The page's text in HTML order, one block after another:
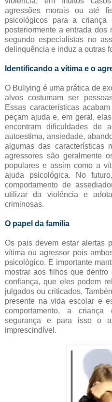
agressões morais ou até
psicológicos para a criança
posteriormente a entrada dos
segundo especialistas no
delinquência e induz a outras
Identificando a vítima e o
O Bullying é uma prática de
alvos costumam ser
Essas características
peçam ajuda e, em geral,
encontram dificuldades de
autoestima, ansiedade,
algumas das características
agressores são geralmente
populares e assim como a
ajuda psicológica. No
comportamento de
utilizar da violência e
criminosas.
O papel da família
Os pais devem estar alertas
vítima ou agressor pois
psicológico. É importante
mostrar aos filhos que
confiança, que eles podem
julgados ou criticados.
presente na vida escolar e
comportamento, a
segurança e para isso o
imprescindível.